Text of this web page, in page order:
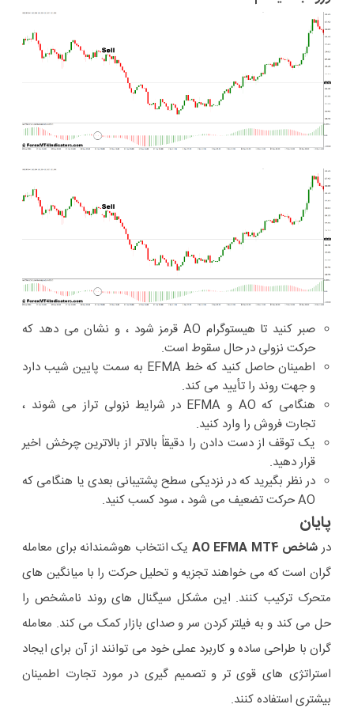
صبر کنید تا هیستوگرام AO قرمز شود ، و نشان می دهد که
حرکت نزولی در حال سقوط است.
اطمینان حاصل کنید که خط EFMA به سمت پایین شیب دارد
و جهت روند را تأیید می کند.
هنگامی که AO و EFMA در شرایط نزولی تراز می شوند ،
تجارت فروش را وارد کنید.
یک توقف از دست دادن را دقیقاً بالاتر از بالاترین چرخش اخیر
قرار دهید.
در نظر بگیرید که در نزدیکی سطح پشتیبانی بعدی یا هنگامی که
AO حرکت تضعیف می شود ، سود کسب کنید.
پایان
درشاخص AO EFMA MT4
یک انتخاب هوشمندانه برای معامله
گران است که می خواهند تجزیه و تحلیل حرکت را با میانگین های
متحرک ترکیب کنند. این مشکل سیگنال های روند نامشخص را
حل می کند و به فیلتر کردن سر و صدای بازار کمک می کند. معامله
گران با طراحی ساده و کاربرد عملی خود می توانند از آن برای ایجاد
استراتژی های قوی تر و تصمیم گیری در مورد تجارت اطمینان
بیشتری استفاده کنند.